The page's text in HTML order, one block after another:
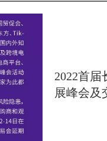
2022首
展峰会及